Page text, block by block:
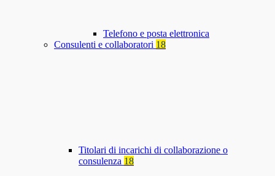
Telefono e posta elettronica
Consulenti e collaboratori 18
Titolari di incarichi di collaborazione o
consulenza 18